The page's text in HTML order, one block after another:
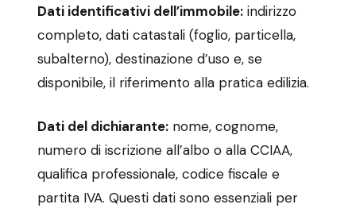
Dati identificativi dell’immobile: indirizzo
completo, dati catastali (foglio, particella,
subalterno), destinazione d’uso e, se
disponibile, il riferimento alla pratica edilizia.
Dati del dichiarante: nome, cognome,
numero di iscrizione all’albo o alla CCIAA,
qualifica professionale, codice fiscale e
partita IVA. Questi dati sono essenziali per